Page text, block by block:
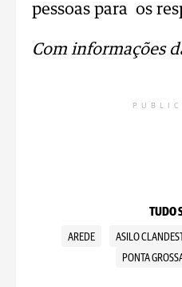
pessoas para os
Com informações
TUDO
AREDE ASILO
PONTA